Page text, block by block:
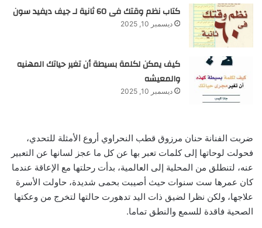
كتاب نظم وقتك فى 60 ثانية لـ جيف ديفيد سون
ديسمبر 10, 2025
كيف يمكن لكلمة بسيطة أن تغير حياتك المهنيه
والمعيشه
ديسمبر 10, 2025
ضربت الفنانة حنان مرزوق قطب النحراوي أروع الأمثلة للتحدي،
فحولت لوحاتها إلى كلمات تعبر بها عن كل ما عجز لسانها عن التعبير
عنه، لتنطلق من المحلية إلى العالمية، بدأت رحلتها مع الإعاقة عندما
كان عمرها ست سنوات حيث أصيبت بحمى شديدة، حاولت الأسرة
علاجها، ولكن نظرا لضيق ذات اليد تدهورت حالتها لتخرج من وعكتها
الصحية فاقدة للسمع والنطق تماما.